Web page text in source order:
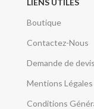
Boutique
Contactez-Nous
Demande de devis
Mentions Légales
Conditions